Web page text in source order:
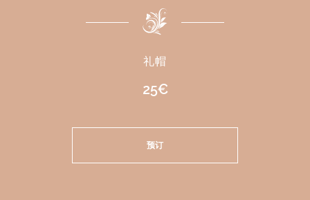
礼帽
25€
预订